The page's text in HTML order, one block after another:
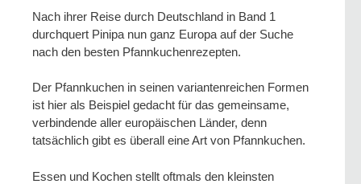
Nach ihrer Reise durch Deutschland in Band 1
durchquert Pinipa nun ganz Europa auf der Suche
nach den besten Pfannkuchenrezepten.
Der Pfannkuchen in seinen variantenreichen Formen
ist hier als Beispiel gedacht für das gemeinsame,
verbindende aller europäischen Länder, denn
tatsächlich gibt es überall eine Art von Pfannkuchen.
Essen und Kochen stellt oftmals den kleinsten